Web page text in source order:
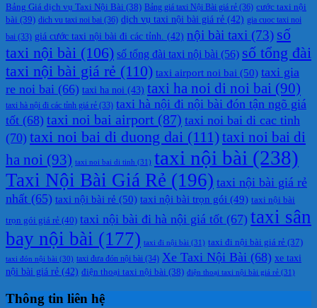
Bảng Giá dịch vụ Taxi Nội Bài (38) Bảng giá taxi Nội Bài giá rẻ (36) cước taxi nội
bài (39) dich vu taxi noi bai (36) dịch vụ taxi nội bài giá rẻ (42) gia cuoc taxi noi
bai (33) giá cước taxi nội bài đi các tỉnh. (42) nội bài taxi (73) số
taxi nội bài (106) số tổng đài taxi nội bài (56) số tổng đài
taxi nội bài giá rẻ (110) taxi airport noi bai (50) taxi gia
re noi bai (66) taxi ha noi (43) taxi ha noi di noi bai (90)
taxi hà nội đi các tỉnh giá rẻ (33) taxi hà nội đi nội bài đón tận ngõ giá
tốt (68) taxi noi bai airport (87) taxi noi bai di cac tinh
(70) taxi noi bai di duong dai (111)taxi noi bai di
ha noi (93) taxi noi bai di tinh (31) taxi nội bài (238)
Taxi Nội Bài Giá Rẻ (196) taxi nội bài giá rẻ
nhất (65) taxi nội bài rẻ (50) taxi nội bài trọn gói (49) taxi nội bài
trọn gói giá rẻ (40) taxi nội bài đi hà nội giá tốt (67) taxi sân
bay nội bài (177) taxi đi nội bài (31) taxi đi nội bài giá rẻ (37)
taxi đón nội bài (30) taxi đưa đón nội bài (34) Xe Taxi Nội Bài (68) xe taxi
nội bài giá rẻ (42) điện thoại taxi nội bài (38) điện thoại taxi nội bài giá rẻ (31)
Thông tin liên hệ